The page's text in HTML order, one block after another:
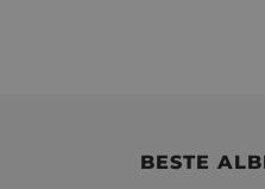
BESTE